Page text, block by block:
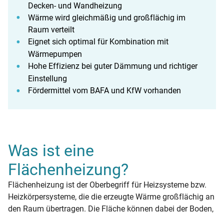
Decken- und Wandheizung
Wärme wird gleichmäßig und großflächig im
Raum verteilt
Eignet sich optimal für Kombination mit
Wärmepumpen
Hohe Effizienz bei guter Dämmung und richtiger
Einstellung
Fördermittel vom BAFA und KfW vorhanden
Was ist eine
Flächenheizung?
Flächenheizung ist der Oberbegriff für Heizsysteme bzw.
Heizkörpersysteme, die die erzeugte Wärme großflächig an
den Raum übertragen. Die Fläche können dabei der Boden,